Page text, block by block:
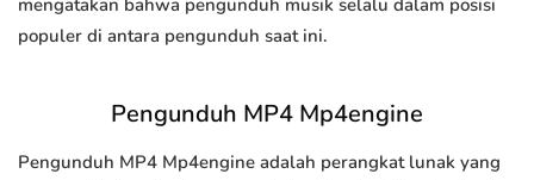
mengatakan bahwa pengunduh musik selalu dalam posisi
populer di antara pengunduh saat ini.
Pengunduh MP4 Mp4engine
Pengunduh MP4 Mp4engine adalah perangkat lunak yang